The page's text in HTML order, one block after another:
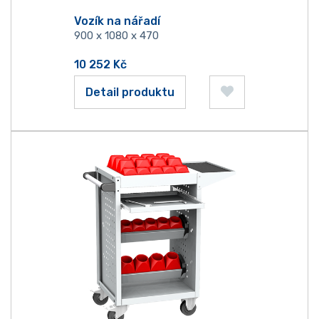
Vozík na nářadí
900 x 1080 x 470
10 252 Kč
Detail produktu